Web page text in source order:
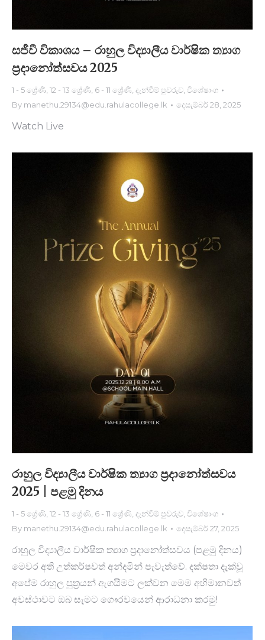
සජීවී විකාශය – රාහුල විද්‍යාලීය වාර්ෂික ත්‍යාග
ප්‍රදානෝත්සවය 2025
1 - 5 ශ්‍රේණි 12 - 13 ශ්‍රේණි 6 - 11 ශ්‍රේණි දැන්වීම් පුවරුව විශේෂාංග
By manethu.29134@edu.rahulacollege.lk දෙසැම්බර් 28, 2025
Watch Live
රාහුල විද්‍යාලීය වාර්ෂික ත්‍යාග ප්‍රදානෝත්සවය
2025 | පළමු දිනය
1 - 5 ශ්‍රේණි 12 - 13 ශ්‍රේණි 6 - 11 ශ්‍රේණි දැන්වීම් පුවරුව විශේෂාංග
By manethu.29134@edu.rahulacollege.lk දෙසැම්බර් 27, 2025
රාහුල විද්‍යාලීය වාර්ෂික ත්‍යාග ප්‍රදානෝත්සවය (පළමු දිනය)
මෙවර අති උත්කර්ෂවත් අන්දමින් පැවැත්වේ. දක්ෂතා දැක්වූ
අපේම රාහුල පුත්‍රයන් ඇගයීමට ලක්වන මෙම අභිමානවත්
අවස්ථාවට ඔබ සැමට ගෞරවයෙන් ආරාධනා කරමු!